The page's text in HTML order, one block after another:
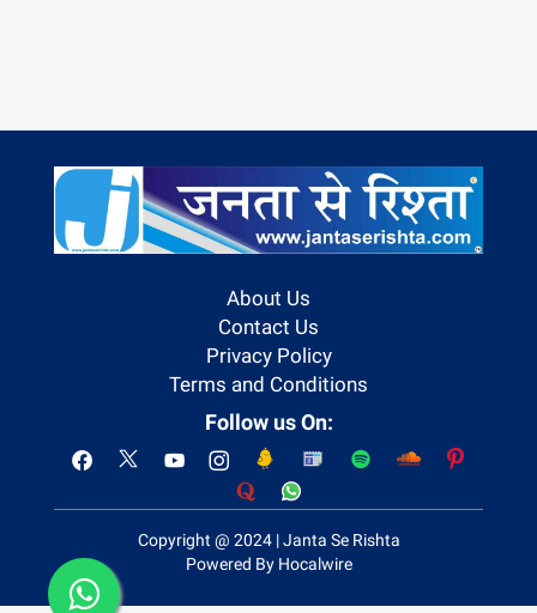
About Us
Contact Us
Privacy Policy
Terms and Conditions
Follow us On:
Copyright @ 2024 | Janta Se Rishta
Powered By Hocalwire